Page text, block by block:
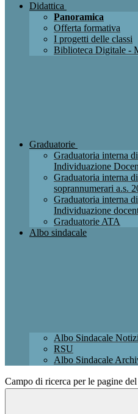
Didattica
Panoramica
Offerta formativa
I progetti delle classi
Biblioteca Digitale -
Graduatorie
Graduatoria interna
Individuazione
Graduatoria interna
soprannumerari a.s.
Graduatoria interna
Individuazione
Graduatorie ATA
Albo sindacale
Albo Sindacale
RSU
Albo Sindacale
Campo di ricerca per le pagine